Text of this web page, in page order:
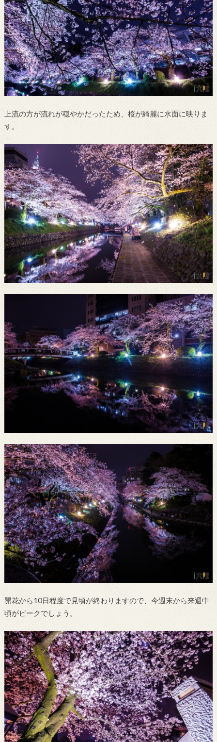
上流の方が流れが穏やかだったため、桜が綺麗に水面に映りま
す。
開花から10日程度で見頃が終わりますので、今週末から来週中
頃がピークでしょう。